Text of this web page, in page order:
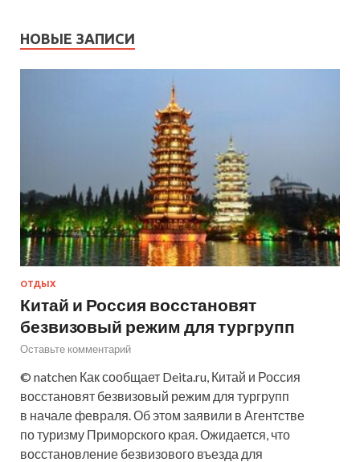
НОВЫЕ ЗАПИСИ
ОТДЫХ
Китай и Россия восстановят
безвизовый режим для тургрупп
Оставьте комментарий
© natchen Как сообщает Deita.ru, Китай и Россия
восстановят безвизовый режим для тургрупп
в начале февраля. Об этом заявили в Агентстве
по туризму Приморского края. Ожидается, что
восстановление безвизового въезда для